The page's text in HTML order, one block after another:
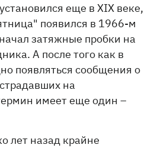
еще в XIX веке,
появился в 1966-м
затяжные пробки на
А после того как в
появляться сообщения о
на
имеет еще один –
лет назад крайне